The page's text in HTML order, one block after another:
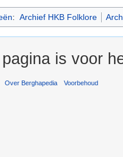
: Archief HKB Folklore
is voor
Over Berghapedia Voorbehoud